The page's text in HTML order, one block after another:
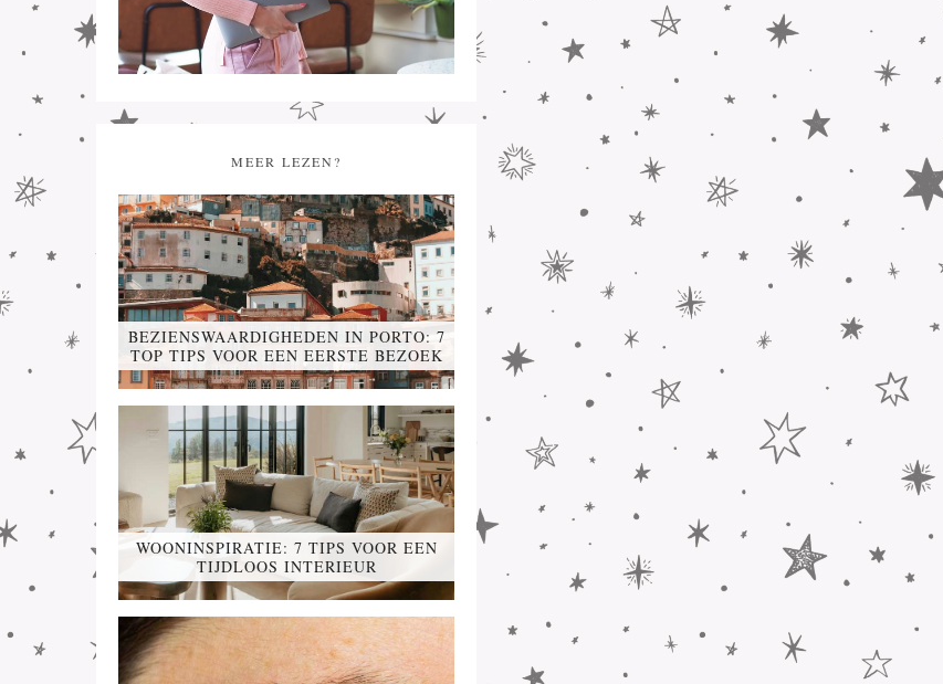
MEER LEZEN?
BEZIENSWAARDIGHEDEN IN PORTO: 7
TOP TIPS VOOR EEN EERSTE BEZOEK
WOONINSPIRATIE: 7 TIPS VOOR EEN
TIJDLOOS INTERIEUR